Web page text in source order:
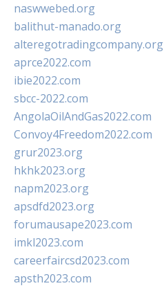
naswwebed.org
balithut-manado.org
alteregotradingcompany.org
aprce2022.com
ibie2022.com
sbcc-2022.com
AngolaOilAndGas2022.com
Convoy4Freedom2022.com
grur2023.org
hkhk2023.org
napm2023.org
apsdfd2023.org
forumausape2023.com
imkl2023.com
careerfaircsd2023.com
apsth2023.com